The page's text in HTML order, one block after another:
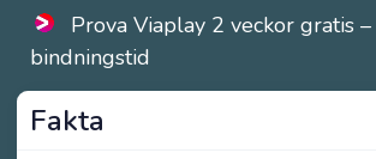
Prova Viaplay 2 veckor gratis
bindningstid
Fakta